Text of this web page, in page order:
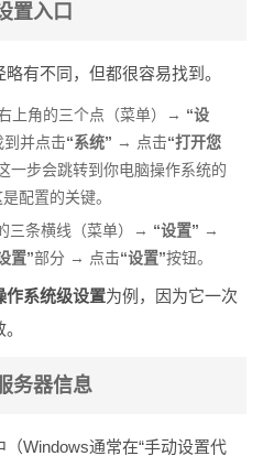
置入口
有不同，但都很容易找到。
上角的三个点（菜单）→ “设
并点击“系统” → 点击“打开您
一步会跳转到你电脑操作系统的
配置的关键。
三条横线（菜单）→ “设置” →
置”部分 → 点击“设置”按钮。
作系统级设置为例，因为它一次
务器信息
Windows通常在“手动设置代